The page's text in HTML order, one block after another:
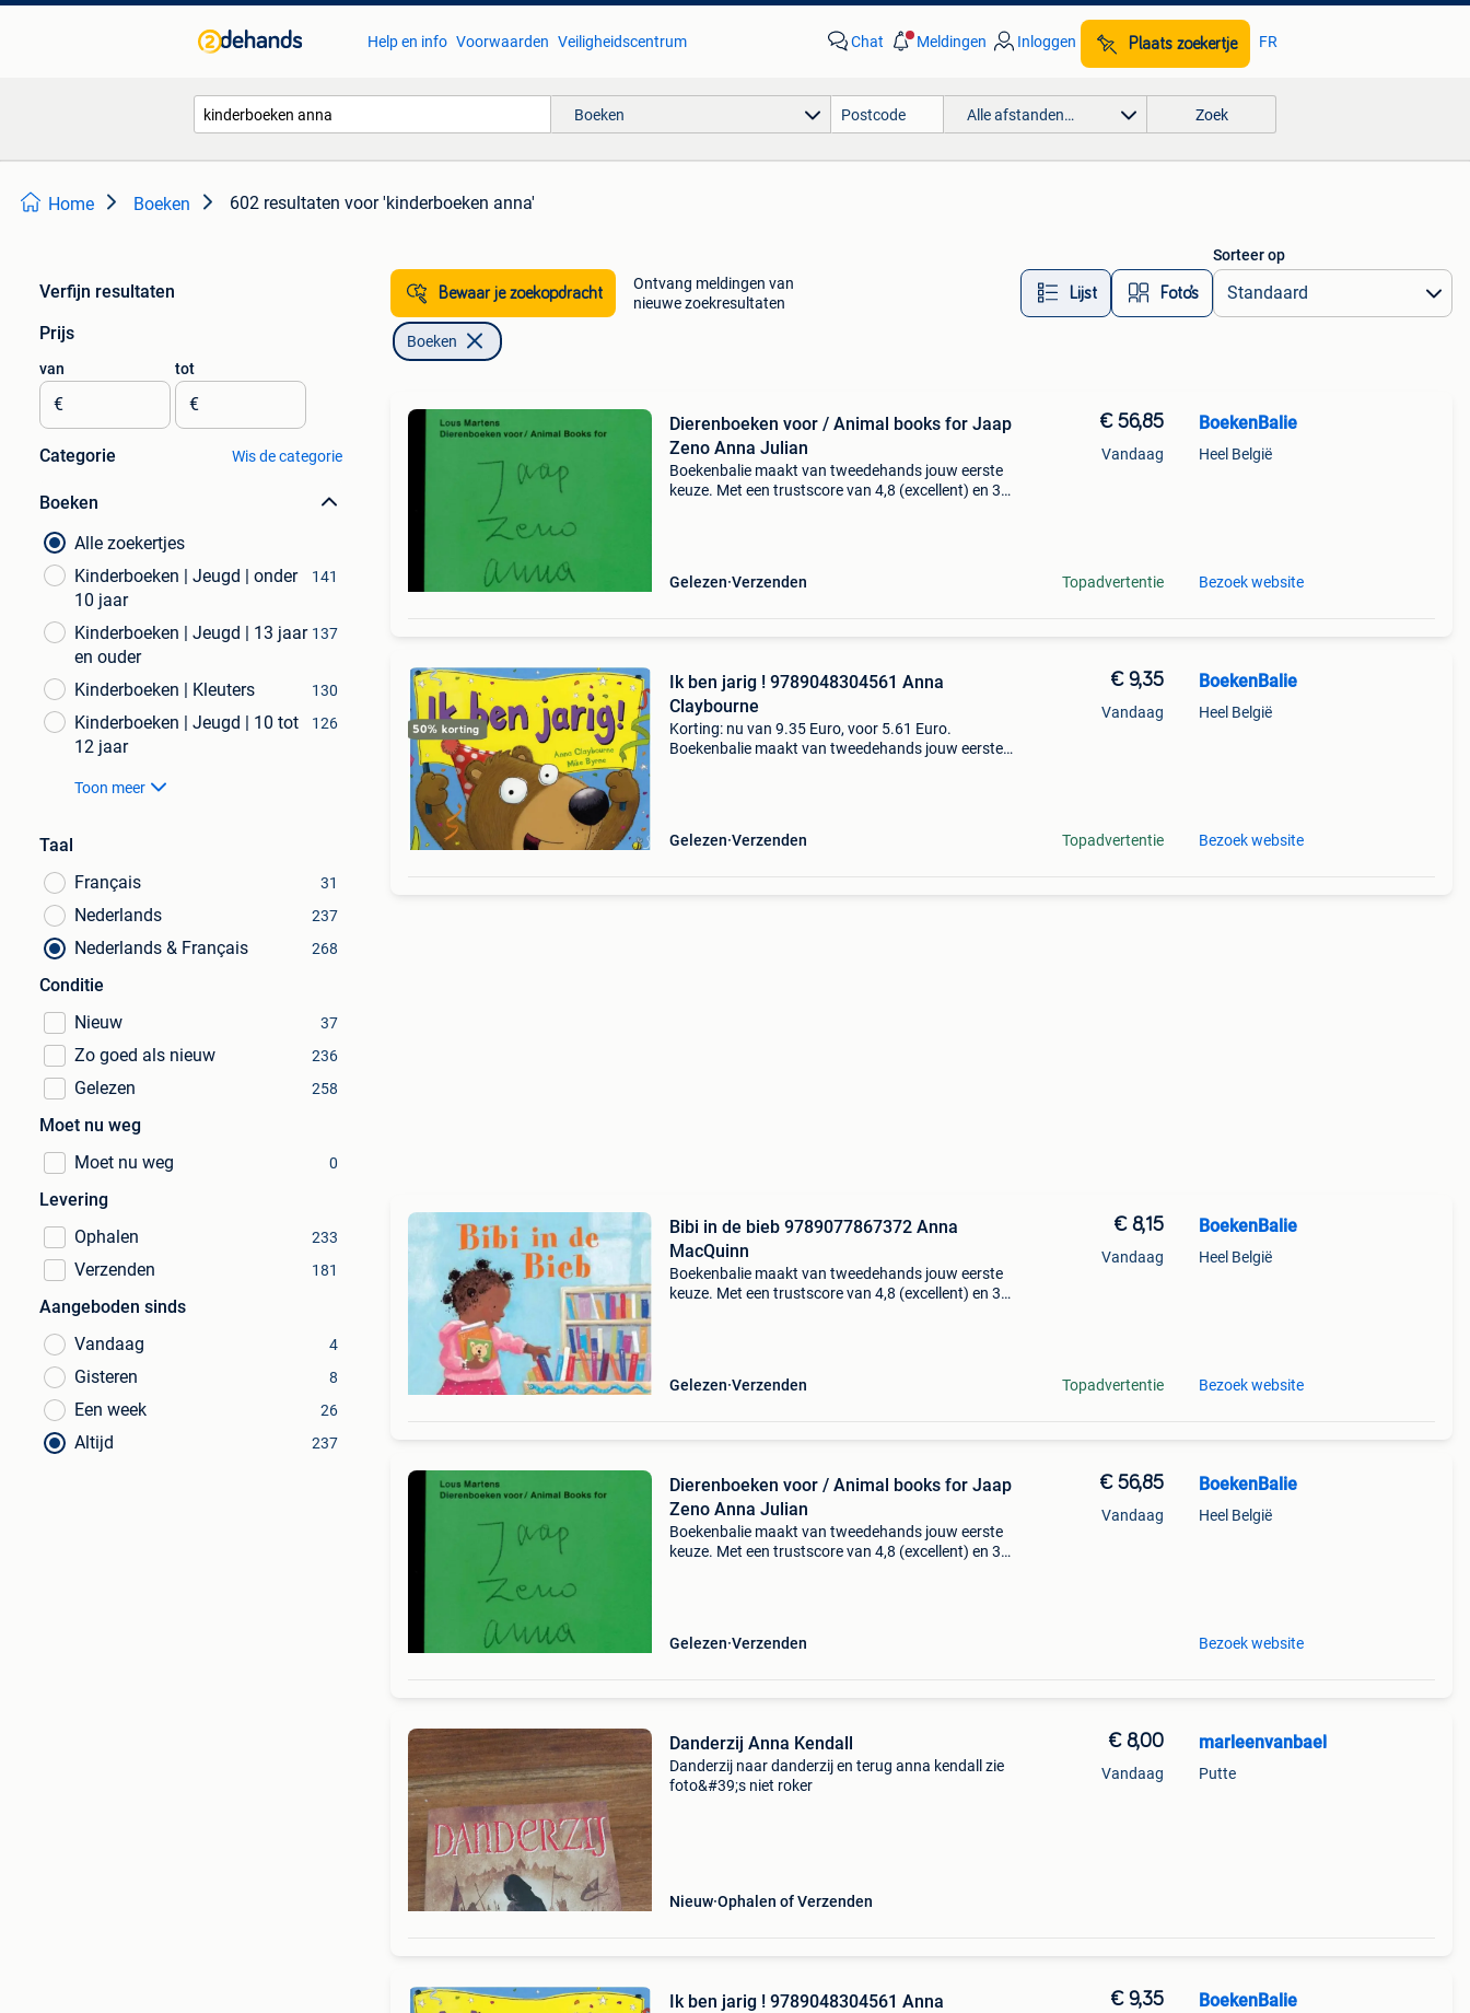
Help en info Voorwaarden Veiligheidscentrum Chat Meldingen Inloggen Plaats zoekertje FR
Boeken Alle afstanden… Zoek
Home Boeken 602 resultaten voor 'kinderboeken anna'
Verfijn resultaten
Prijs
van
€
tot
€
Categorie Wis de categorie
Boeken
Alle zoekertjes
Kinderboeken | Jeugd | onder
10 jaar
141
Kinderboeken | Jeugd | 13 jaar
en ouder
137
Kinderboeken | Kleuters 130
Kinderboeken | Jeugd | 10 tot
12 jaar
126
Toon meer
Taal
Français
31
Nederlands 237
Nederlands & Français 268
Conditie
Nieuw
37
Zo goed als nieuw 236
Gelezen 258
Moet nu weg
Moet nu weg
0
Levering
Ophalen
233
Verzenden 181
Aangeboden sinds
Vandaag
4
Gisteren 8
Een week 26
Altijd 237
Bewaar je zoekopdracht
Ontvang meldingen van
nieuwe zoekresultaten
Lijst Foto’s
Sorteer op
Boeken
Dierenboeken voor / Animal books for Jaap
Zeno Anna Julian
Boekenbalie maakt van tweedehands jouw eerste
keuze. Met een trustscore van 4,8 (excellent) en 30
Gelezen Verzenden
€ 56,85
Vandaag
Topadvertentie
BoekenBalie
Heel België
Bezoek website
Ik ben jarig ! 9789048304561 Anna
Claybourne
Korting: nu van 9.35 Euro, voor 5.61 Euro.
Boekenbalie maakt van tweedehands jouw eerste
Gelezen Verzenden
€ 9,35
Vandaag
Topadvertentie
BoekenBalie
Heel België
Bezoek website
Bibi in de bieb 9789077867372 Anna
MacQuinn
Boekenbalie maakt van tweedehands jouw eerste
keuze. Met een trustscore van 4,8 (excellent) en 30
Gelezen Verzenden
€ 8,15
Vandaag
Topadvertentie
BoekenBalie
Heel België
Bezoek website
Dierenboeken voor / Animal books for Jaap
Zeno Anna Julian
Boekenbalie maakt van tweedehands jouw eerste
keuze. Met een trustscore van 4,8 (excellent) en 30
Gelezen Verzenden
€ 56,85
Vandaag
BoekenBalie
Heel België
Bezoek website
Danderzij Anna Kendall
Danderzij naar danderzij en terug anna kendall zie
foto&#39;s niet roker
Nieuw Ophalen of Verzenden
€ 8,00
Vandaag
marleenvanbael
Putte
Ik ben jarig ! 9789048304561 Anna
€ 9,35 BoekenBalie